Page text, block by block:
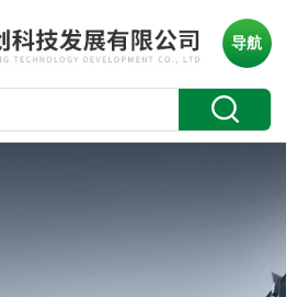
导航